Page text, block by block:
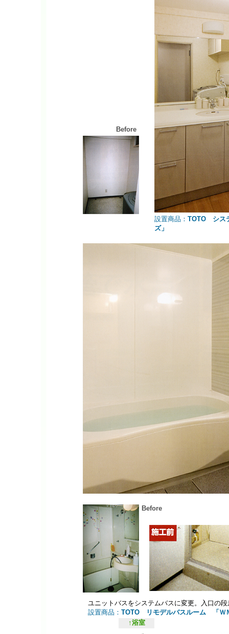
Before
設置商品： TOTO シス
ズ」
Before
ユニットバスをシステムバスに変更。入口の
設置商品： TOTO リモデルバスルーム 「Ｗ
↑浴室